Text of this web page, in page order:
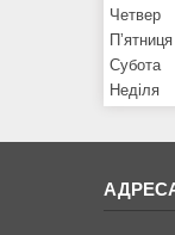
Четвер
Пʼятниця
Субота
Неділя